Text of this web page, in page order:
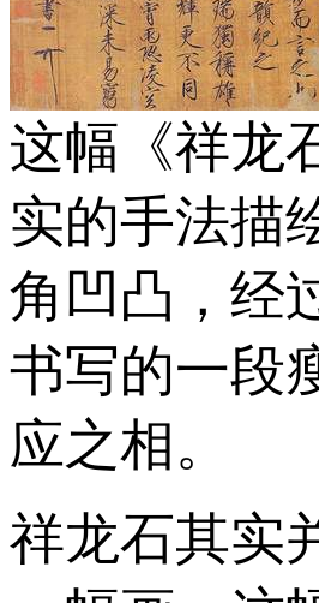
这幅《祥龙
实的手法描
角凹凸，经
书写的一段
应之相。
祥龙石其实